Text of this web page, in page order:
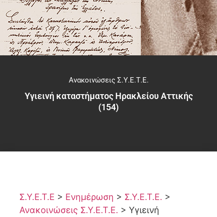
Ανακοινώσεις Σ.Υ.Ε.Τ.Ε.
Υγιεινή καταστήματος Ηρακλείου Αττικής
(154)
Σ.Υ.Ε.Τ.Ε > Ενημέρωση > Σ.Υ.Ε.Τ.Ε. >
Ανακοινώσεις Σ.Υ.Ε.Τ.Ε. > Υγιεινή